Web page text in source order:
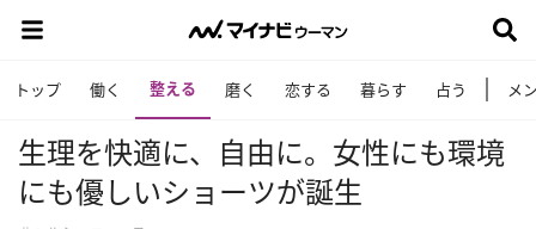
トップ 働く 整える 磨く 恋する 暮らす 占う メ
生理を快適に、自由に。女性にも環境
にも優しいショーツが誕生